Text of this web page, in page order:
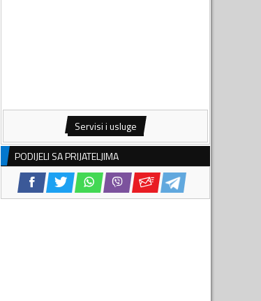
Servisi i usluge
PODIJELI SA PRIJATELJIMA